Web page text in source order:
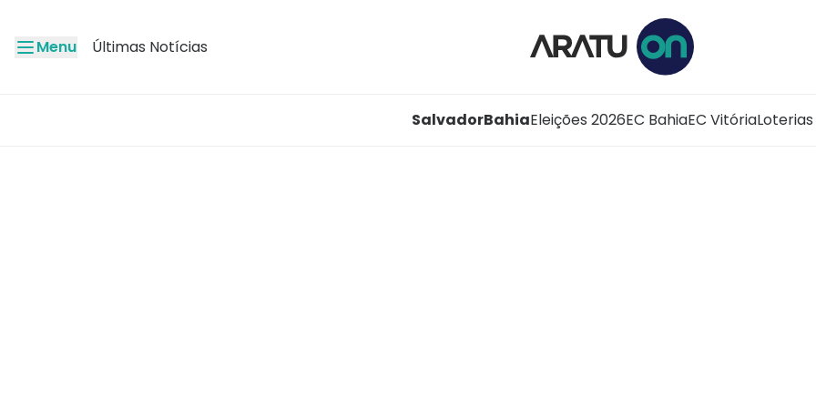
Menu Últimas Notícias
SalvadorBahiaEleições 2026EC BahiaEC VitóriaLoterias